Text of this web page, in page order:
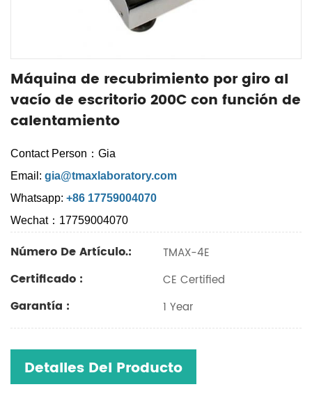
Máquina de recubrimiento por giro al
vacío de escritorio 200C con función de
calentamiento
Contact Person：Gia
Email: gia@tmaxlaboratory.com
Whatsapp: +86 17759004070
Wechat：17759004070
Número De Artículo.: TMAX-4E
Certificado : CE Certified
Garantía : 1 Year
Detalles Del Producto